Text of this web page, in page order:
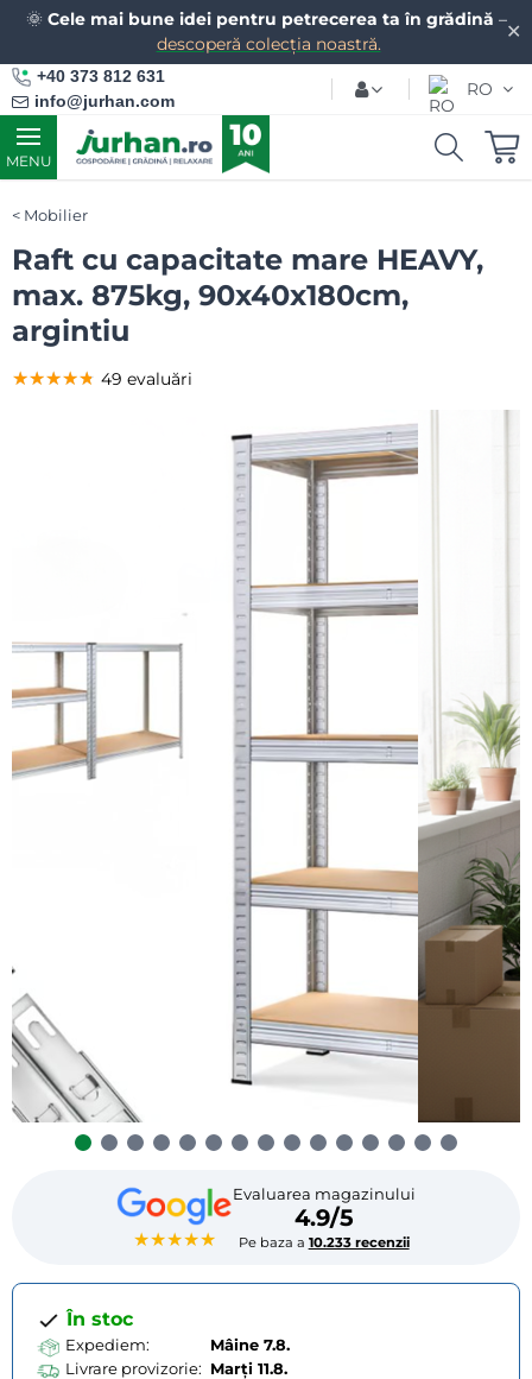
✕
🌞 Cele mai bune idei pentru petrecerea ta în grădină –
descoperă colecția noastră.
+40 373 812 631
info@jurhan.com
RO
MENU
Mobilier
Raft cu capacitate mare HEAVY,
max. 875kg, 90x40x180cm,
argintiu
★★★★★
Evaluarea magazinului
4.9/5
Pe baza a 10.233 recenzii
★★★★★
★★★★★
★★★★★ 49 evaluări
În stoc
Expediem:
Mâine 7.8.
Livrare provizorie: Marți 11.8.